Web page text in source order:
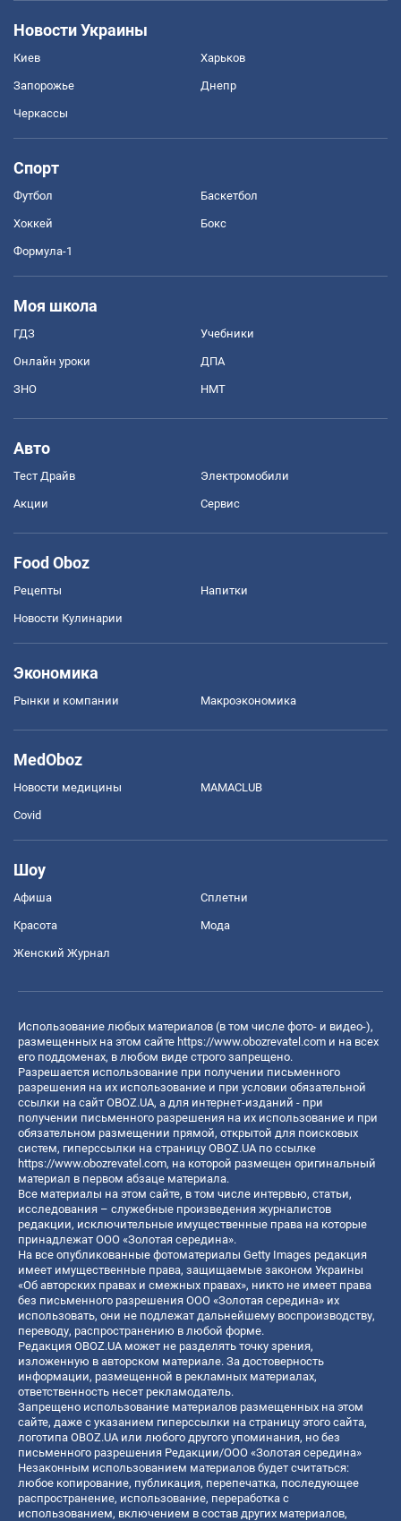
Новости Украины
Киев Харьков
Запорожье Днепр
Черкассы
Спорт
Футбол Баскетбол
Хоккей Бокс
Формула-1
Моя школа
ГДЗ Учебники
Онлайн уроки ДПА
ЗНО НМТ
Авто
Тест Драйв Электромобили
Акции Сервис
Food Oboz
Рецепты Напитки
Новости Кулинарии
Экономика
Рынки и компании Mакроэкономика
MedOboz
Новости медицины MAMACLUB
Covid
Шоу
Афиша Сплетни
Красота Мода
Женский Журнал
Использование любых материалов (в том числе фото- и видео-),
размещенных на этом сайте https://www.obozrevatel.com и на всех
его поддоменах, в любом виде строго запрещено.
Разрешается использование при получении письменного
разрешения на их использование и при условии обязательной
ссылки на сайт OBOZ.UA, а для интернет-изданий - при
получении письменного разрешения на их использование и при
обязательном размещении прямой, открытой для поисковых
систем, гиперссылки на страницу OBOZ.UA по ссылке
https://www.obozrevatel.com, на которой размещен оригинальный
материал в первом абзаце материала.
Все материалы на этом сайте, в том числе интервью, статьи,
исследования – служебные произведения журналистов
редакции, исключительные имущественные права на которые
принадлежат ООО «Золотая середина».
На все опубликованные фотоматериалы Getty Images редакция
имеет имущественные права, защищаемые законом Украины
«Об авторских правах и смежных правах», никто не имеет права
без письменного разрешения ООО «Золотая середина» их
использовать, они не подлежат дальнейшему воспроизводству,
переводу, распространению в любой форме.
Редакция OBOZ.UA может не разделять точку зрения,
изложенную в авторском материале. За достоверность
информации, размещенной в рекламных материалах,
ответственность несет рекламодатель.
Запрещено использование материалов размещенных на этом
сайте, даже с указанием гиперссылки на страницу этого сайта,
логотипа OBOZ.UA или любого другого упоминания, но без
письменного разрешения Редакции/ООО «Золотая середина»
Незаконным использованием материалов будет считаться:
любое копирование, публикация, перепечатка, последующее
распространение, использование, переработка с
использованием, включением в состав других материалов,